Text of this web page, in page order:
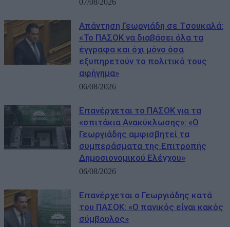
07/08/2026
Απάντηση Γεωργιάδη σε Τσουκαλά:
«Το ΠΑΣΟΚ να διαβάσει όλα τα
έγγραφα και όχι μόνο όσα
εξυπηρετούν το πολιτικό τους
αφήγημα»
06/08/2026
Επανέρχεται το ΠΑΣΟΚ για τα
«σπιτάκια Ανακύκλωσης»: «Ο
Γεωργιάδης αμφισβητεί τα
συμπεράσματα της Επιτροπής
Δημοσιονομικού Ελέγχου»
06/08/2026
Επανέρχεται ο Γεωργιάδης κατά
του ΠΑΣΟΚ: «Ο πανικός είναι κακός
σύμβουλος»